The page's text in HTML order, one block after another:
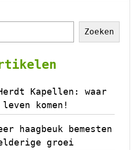
Zoeken
Kapellen: waar
komen!
haagbeuk bemesten
groei